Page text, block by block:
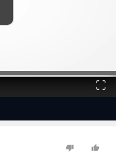
Fullscreen